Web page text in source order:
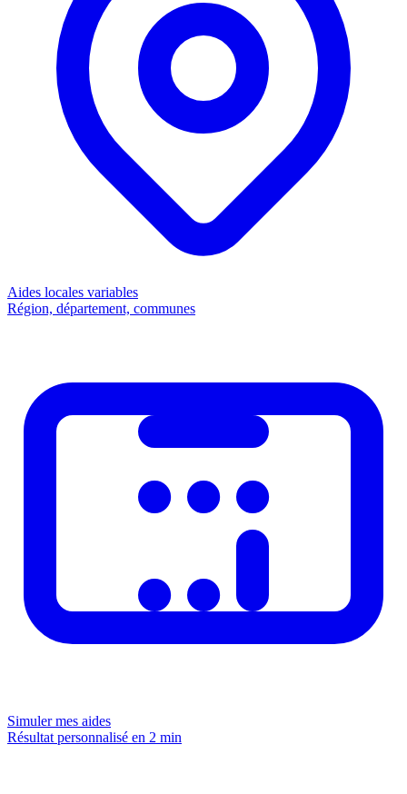
Aides locales variables
Région, département, communes
Simuler mes aides
Résultat personnalisé en 2 min